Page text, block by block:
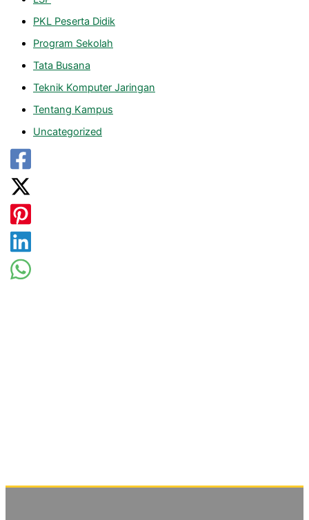
PKL Peserta Didik
Program Sekolah
Tata Busana
Teknik Komputer Jaringan
Tentang Kampus
Uncategorized